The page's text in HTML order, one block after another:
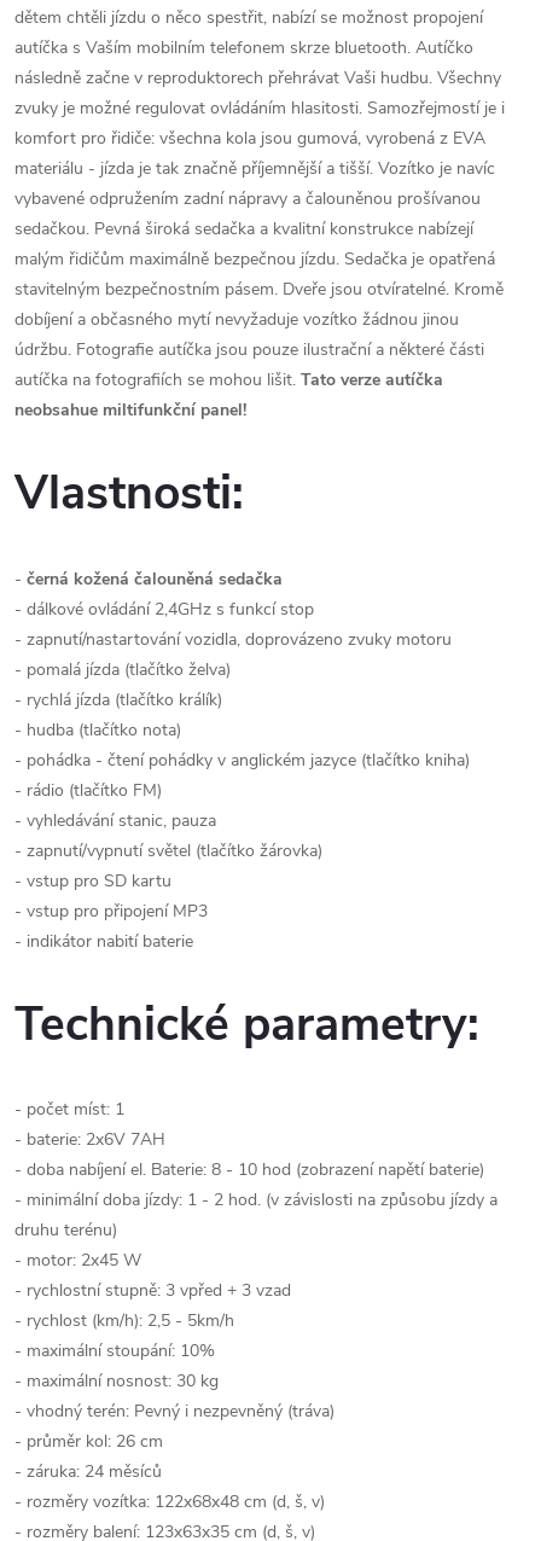
dětem chtěli jízdu o něco spestřit, nabízí se možnost propojení
autíčka s Vaším mobilním telefonem skrze bluetooth. Autíčko
následně začne v reproduktorech přehrávat Vaši hudbu. Všechny
zvuky je možné regulovat ovládáním hlasitosti. Samozřejmostí je i
komfort pro řidiče: všechna kola jsou gumová, vyrobená z EVA
materiálu - jízda je tak značně příjemnější a tišší. Vozítko je navíc
vybavené odpružením zadní nápravy a čalouněnou prošívanou
sedačkou. Pevná široká sedačka a kvalitní konstrukce nabízejí
malým řidičům maximálně bezpečnou jízdu. Sedačka je opatřená
stavitelným bezpečnostním pásem. Dveře jsou otvíratelné. Kromě
dobíjení a občasného mytí nevyžaduje vozítko žádnou jinou
údržbu. Fotografie autíčka jsou pouze ilustrační a některé části
autíčka na fotografiích se mohou lišit. Tato verze autíčka
neobsahue miltifunkční panel!
Vlastnosti:
- černá kožená čalouněná sedačka
- dálkové ovládání 2,4GHz s funkcí stop
- zapnutí/nastartování vozidla, doprovázeno zvuky motoru
- pomalá jízda (tlačítko želva)
- rychlá jízda (tlačítko králík)
- hudba (tlačítko nota)
- pohádka - čtení pohádky v anglickém jazyce (tlačítko kniha)
- rádio (tlačítko FM)
- vyhledávání stanic, pauza
- zapnutí/vypnutí světel (tlačítko žárovka)
- vstup pro SD kartu
- vstup pro připojení MP3
- indikátor nabití baterie
Technické parametry:
- počet míst: 1
- baterie: 2x6V 7AH
- doba nabíjení el. Baterie: 8 - 10 hod (zobrazení napětí baterie)
- minimální doba jízdy: 1 - 2 hod. (v závislosti na způsobu jízdy a
druhu terénu)
- motor: 2x45 W
- rychlostní stupně: 3 vpřed + 3 vzad
- rychlost (km/h): 2,5 - 5km/h
- maximální stoupání: 10%
- maximální nosnost: 30 kg
- vhodný terén: Pevný i nezpevněný (tráva)
- průměr kol: 26 cm
- záruka: 24 měsíců
- rozměry vozítka: 122x68x48 cm (d, š, v)
- rozměry balení: 123x63x35 cm (d, š, v)